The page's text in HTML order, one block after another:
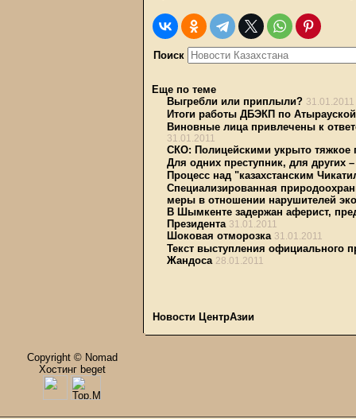
Поиск
Еще по теме
Выгребли или приплыли? 31.01.2011
Итоги работы ДБЭКП по Атырауской
Виновные лица привлечены к
31.01.2011
СКО: Полицейскими укрыто тяжкое
Для одних преступник, для других –
Процесс над "казахстанским
Специализированная
меры в отношении нарушителей
В Шымкенте задержан аферист,
Президента 31.01.2011
Шоковая отморозка 31.01.2011
Текст выступления официального
Жандоса 28.01.2011
Новости ЦентрАзии
Copyright © Nomad
Хостинг beget